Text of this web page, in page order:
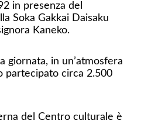
in presenza del
Soka Gakkai Daisaku
Kaneko.
giornata, in un’atmosfera
partecipato circa 2.500
del Centro culturale è